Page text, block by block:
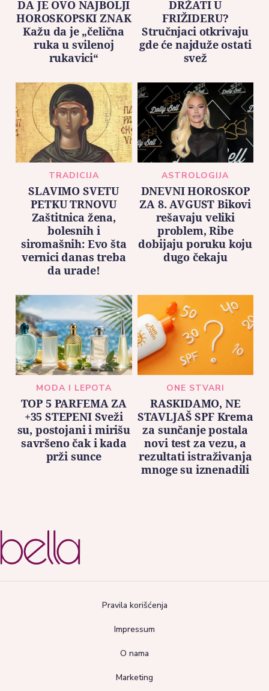
DA JE OVO NAJBOLJI
HOROSKOPSKI ZNAK
Kažu da je „čelična
ruka u svilenoj
rukavici“
DRŽATI U
FRIŽIDERU?
Stručnjaci otkrivaju
gde će najduže ostati
svež
TRADICIJA
SLAVIMO SVETU
PETKU TRNOVU
Zaštitnica žena,
bolesnih i
siromašnih: Evo šta
vernici danas treba
da urade!
ASTROLOGIJA
DNEVNI HOROSKOP
ZA 8. AVGUST Bikovi
rešavaju veliki
problem, Ribe
dobijaju poruku koju
dugo čekaju
MODA I LEPOTA
TOP 5 PARFEMA ZA
+35 STEPENI Sveži
su, postojani i mirišu
savršeno čak i kada
prži sunce
ONE STVARI
RASKIDAMO, NE
STAVLJAŠ SPF Krema
za sunčanje postala
novi test za vezu, a
rezultati istraživanja
mnoge su iznenadili
Pravila korišćenja
Impressum
O nama
Marketing